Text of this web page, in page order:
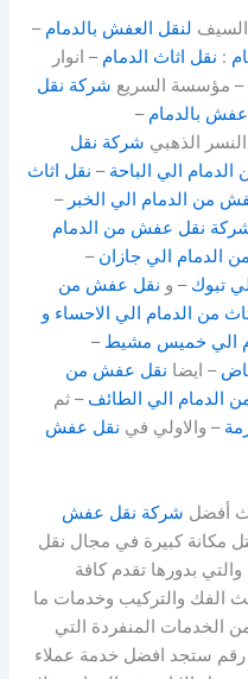
لنقل العفش بالدمام –
: نقل اثاث الدمام – انوار
– مؤسسة السريع شركة نقل
بالدمام –
الذهبي شركة نقل
الي الباحة – نقل اثاث
من الدمام الي الخبر –
نقل عفش من الدمام
الي جازان –
تبوك – و نقل عفش من
من الدمام الي الاحساء و
الي خميس مشيط –
– ايضا نقل عفش من
الدمام الي الطائف – ثم
– والاولي في نقل عفش
أفضل شركة نقل عفش
مكانة كبيرة في مجال نقل
بدورها تقدم كافة
الفك والتركيب وخدمات ما
الخدمات المنفردة التي
رقم ستجد افضل خدمة عملاء